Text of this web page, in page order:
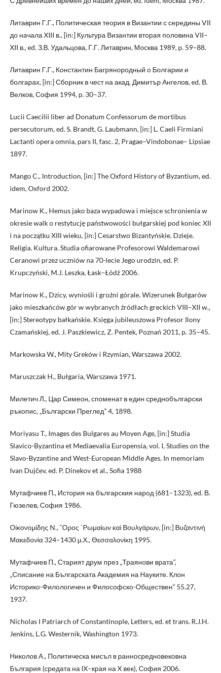
Литаврин Г.Г., Политическая теория в Византии с середины VII
до начала XIII в., [in:] Культура Византии вторая половина VII–
XII в., ed. З.В. Удальцова, Г.Г. Литаврин, Москва 1989, p. 59–88.
Литаврин Г.Г., Константин Багрянородный о Болгарии и
болгарах, [in:] Сборник в чест на акад. Димитър Ангелов, ed. В.
Велков, София 1994, p. 30–37.
Lucii Caecilii liber ad Donatum Confessorum de mortibus
persecutorum, ed. S. Brandt, G. Laubmann, [in:] L. Caeli Firmiani
Lactanti opera omnia, pars II, fasc. 2, Pragae–Vindobonae– Lipsiae
1897.
Mango C., Introduction, [in:] The Oxford History of Byzantium, ed.
idem, Oxford 2002.
Marinow K., Hemus jako baza wypadowa i miejsce schronienia w
okresie walk o restytucję państwowości bułgarskiej pod koniec XII
i na początku XIII wieku, [in:] Cesarstwo Bizantyńskie. Dzieje.
Religia. Kultura. Studia ofiarowane Profesorowi Waldemarowi
Ceranowi przez uczniów na 70-lecie Jego urodzin, ed. P.
Krupczyński, M.J. Leszka, Łask–Łódź 2006.
Marinow K., Dzicy, wyniośli i groźni górale. Wizerunek Bułgarów
jako mieszkańców gór w wybranych źródłach greckich VIII–XII w.,
[in:] Stereotypy bałkańskie. Księga jubileuszowa Profesor Ilony
Czamańskiej, ed. J. Paszkiewicz, Z. Pentek, Poznań 2011, p. 35–45.
Markowska W., Mity Greków i Rzymian, Warszawa 2002.
Maruszczak H., Bułgaria, Warszawa 1971.
Милетич Л., Цар Симеон, споменат в един среднобългарски
ръкопис, „Български Преглед” 4, 1898.
Moriyasu T., Images des Bulgares au Moyen Age, [in:] Studia
Slavico-Byzantina et Mediaevalia Europensia, vol. I, Studies on the
Slavo-Byzantine and West-European Middle Ages. In memoriam
Ivan Dujčev, ed. P. Dinekov et al., Sofia 1988
Мутафчиев П., История на българския народ (681–1323), ed. В.
Гюзелев, София 1986.
Οἰκονομίδης N., ῞Ορος ῾Ρωμαίων καὶ Βουλγάρων, [in:] Βυζαντινή
Μακεδονία 324–1430 μ.Χ., Θεσσαλονίκη 1995.
Мутафчиев П., Старият друм през „Траянови врата”,
„Списание на Българската Академия на Науките. Клон
Историко-Филологичен и Философско-Обществен” 55.27,
1937.
Nicholas I Patriarch of Constantinople, Letters, ed. et trans. R.J.H.
Jenkins, L.G. Westernik, Washington 1973.
Николов A., Политическа мисъл в ранносредновековна
България (средата на IX–края на X век), София 2006.